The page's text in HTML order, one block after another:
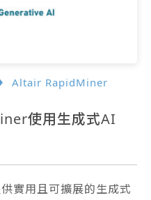
Altair RapidMiner
使用生成式AI
實用且可擴展的生成式